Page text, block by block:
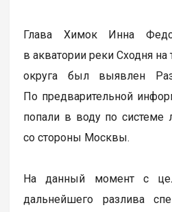
Глава Химок Инна
в акватории реки Сходня на
округа был выявлен
По предварительной
попали в воду по системе
со стороны Москвы.
На данный момент с
дальнейшего разлива